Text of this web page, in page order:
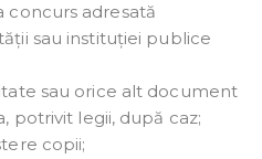
concurs adresată
sau instituției publice
sau orice alt document
potrivit legii, după caz;
copii;